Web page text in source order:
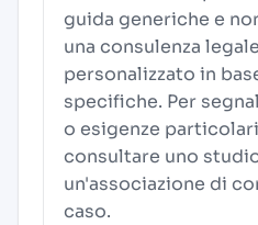
guida generiche e
una consulenza
personalizzato in
specifiche. Per
o esigenze
consultare uno
un'associazione di
caso.